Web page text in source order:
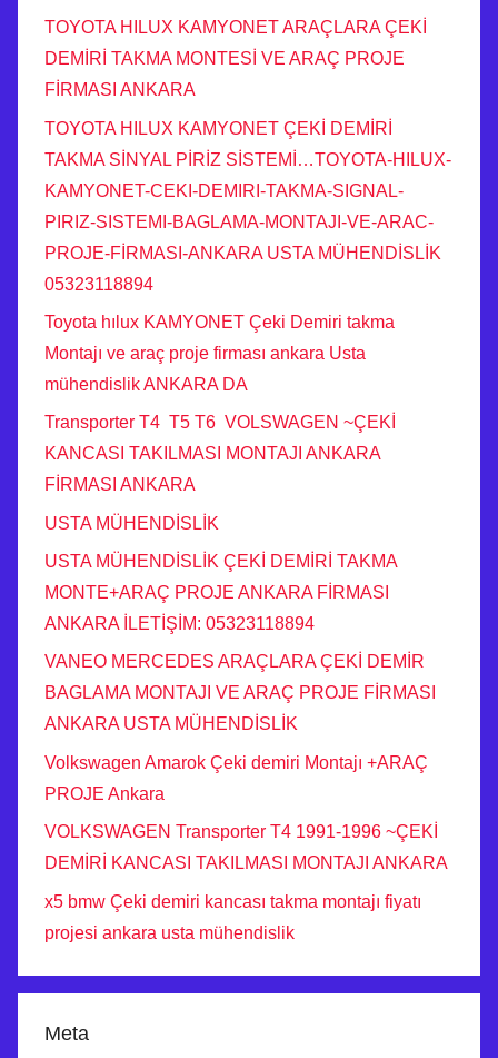
TOYOTA HILUX KAMYONET ARAÇLARA ÇEKİ
DEMİRİ TAKMA MONTESİ VE ARAÇ PROJE
FİRMASI ANKARA
TOYOTA HILUX KAMYONET ÇEKİ DEMİRİ
TAKMA SİNYAL PİRİZ SİSTEMİ…TOYOTA-HILUX-
KAMYONET-CEKI-DEMIRI-TAKMA-SIGNAL-
PIRIZ-SISTEMI-BAGLAMA-MONTAJI-VE-ARAC-
PROJE-FİRMASI-ANKARA USTA MÜHENDİSLİK
05323118894
Toyota hılux KAMYONET Çeki Demiri takma
Montajı ve araç proje firması ankara Usta
mühendislik ANKARA DA
Transporter T4 T5 T6 VOLSWAGEN ~ÇEKİ
KANCASI TAKILMASI MONTAJI ANKARA
FİRMASI ANKARA
USTA MÜHENDİSLİK
USTA MÜHENDİSLİK ÇEKİ DEMİRİ TAKMA
MONTE+ARAÇ PROJE ANKARA FİRMASI
ANKARA İLETİŞİM: 05323118894
VANEO MERCEDES ARAÇLARA ÇEKİ DEMİR
BAGLAMA MONTAJI VE ARAÇ PROJE FİRMASI
ANKARA USTA MÜHENDİSLİK
Volkswagen Amarok Çeki demiri Montajı +ARAÇ
PROJE Ankara
VOLKSWAGEN Transporter T4 1991-1996 ~ÇEKİ
DEMİRİ KANCASI TAKILMASI MONTAJI ANKARA
x5 bmw Çeki demiri kancası takma montajı fiyatı
projesi ankara usta mühendislik
Meta